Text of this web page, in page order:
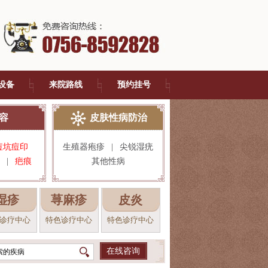
备 来院路线 预约挂号
坑痘印
疤痕
皮肤性病防治
生殖器疱疹
尖锐湿疣
其他性病
疹
疗中心
荨麻疹
特色诊疗中心
皮炎
特色诊疗中心
在线咨询